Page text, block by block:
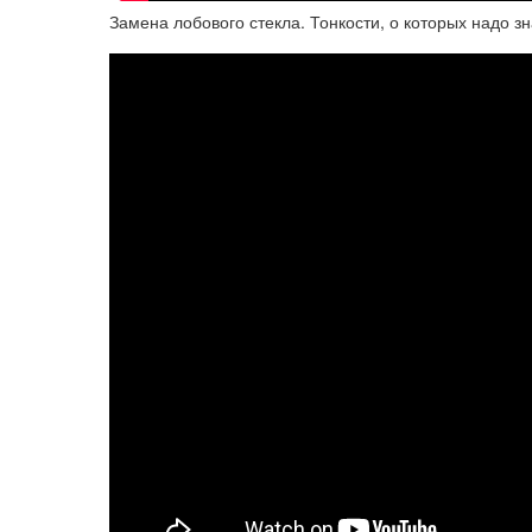
Замена лобового стекла. Тонкости, о которых надо